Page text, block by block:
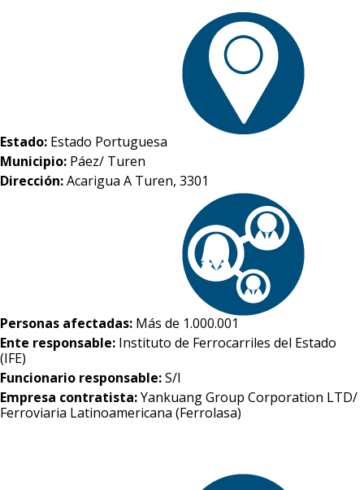
Estado: Estado Portuguesa
Municipio: Páez/ Turen
Dirección:Acarigua A Turen, 3301
Personas afectadas: Más de 1.000.001
Ente responsable: Instituto de Ferrocarriles del Estado
(IFE)
Funcionario responsable:S/I
Empresa contratista:Yankuang Group Corporation LTD/
Ferroviaria Latinoamericana (Ferrolasa)